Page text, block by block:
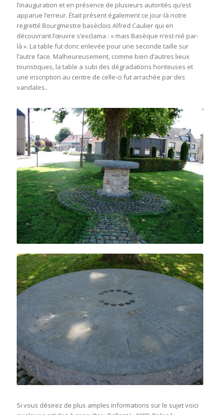
l’inauguration et en présence de plusieurs autorités qu’est
apparue l’erreur. Était présent également ce jour-là notre
regretté Bourgmestre basèclois Alfred Caulier qui en
découvrant l’œuvre s’exclama : « mais Basèque n’est nié par-
là ». La table fut donc enlevée pour une seconde taille sur
l’autre face. Malheureusement, comme bien d’autres lieux
touristiques, la table a subi des dégradations honteuses et
une inscription au centre de celle-ci fut arrachée par des
vandales..
Si vous désirez de plus amples informations sur le sujet voici